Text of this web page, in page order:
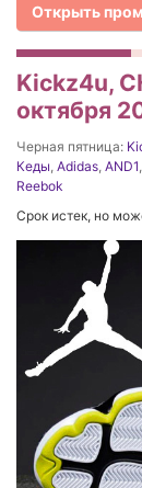
Открыть
Kickz4u,
октября
Черная пятница:
Кеды Adidas AND1
Reebok
Срок истек, но